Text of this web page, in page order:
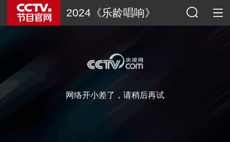
2024《乐龄唱响》
网络开小差了，请稍后再试